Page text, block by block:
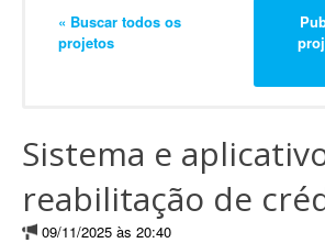
« Buscar todos os
projetos
Sistema e
reabilitação de
09/11/2025 às 20:40